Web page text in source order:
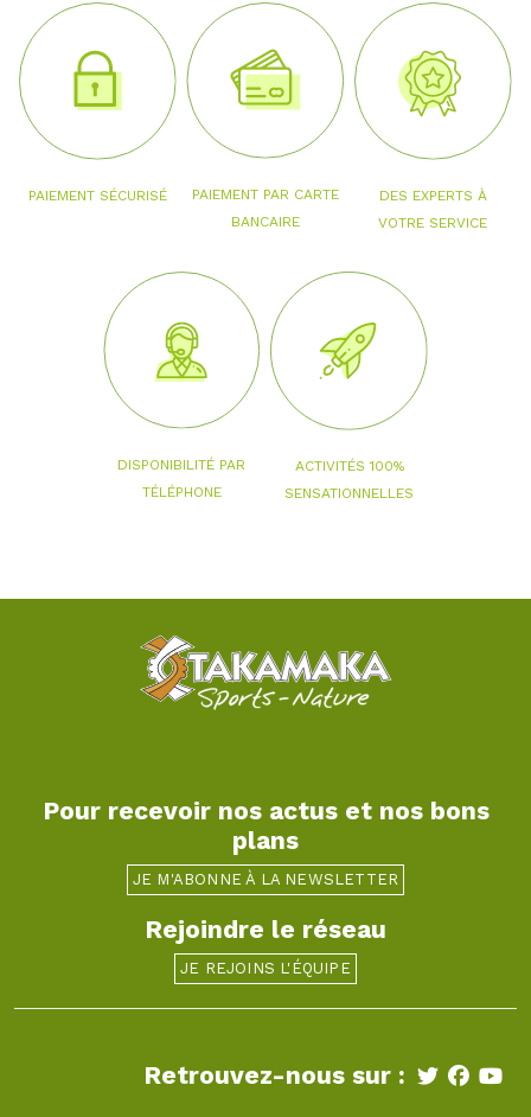
PAIEMENT SÉCURISÉ
PAIEMENT PAR CARTE
BANCAIRE
DES EXPERTS À
VOTRE SERVICE
DISPONIBILITÉ PAR
TÉLÉPHONE
ACTIVITÉS 100%
SENSATIONNELLES
Pour recevoir nos actus et nos bons
plans
JE M'ABONNE À LA NEWSLETTER
Rejoindre le réseau
JE REJOINS L'ÉQUIPE
Retrouvez-nous sur :